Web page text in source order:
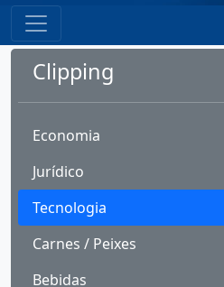
Clipping
Economia
Jurídico
Tecnologia
Carnes / Peixes
Bebidas